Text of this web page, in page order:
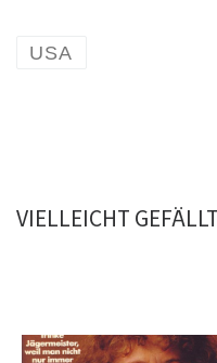
USA
VIELLEICHT